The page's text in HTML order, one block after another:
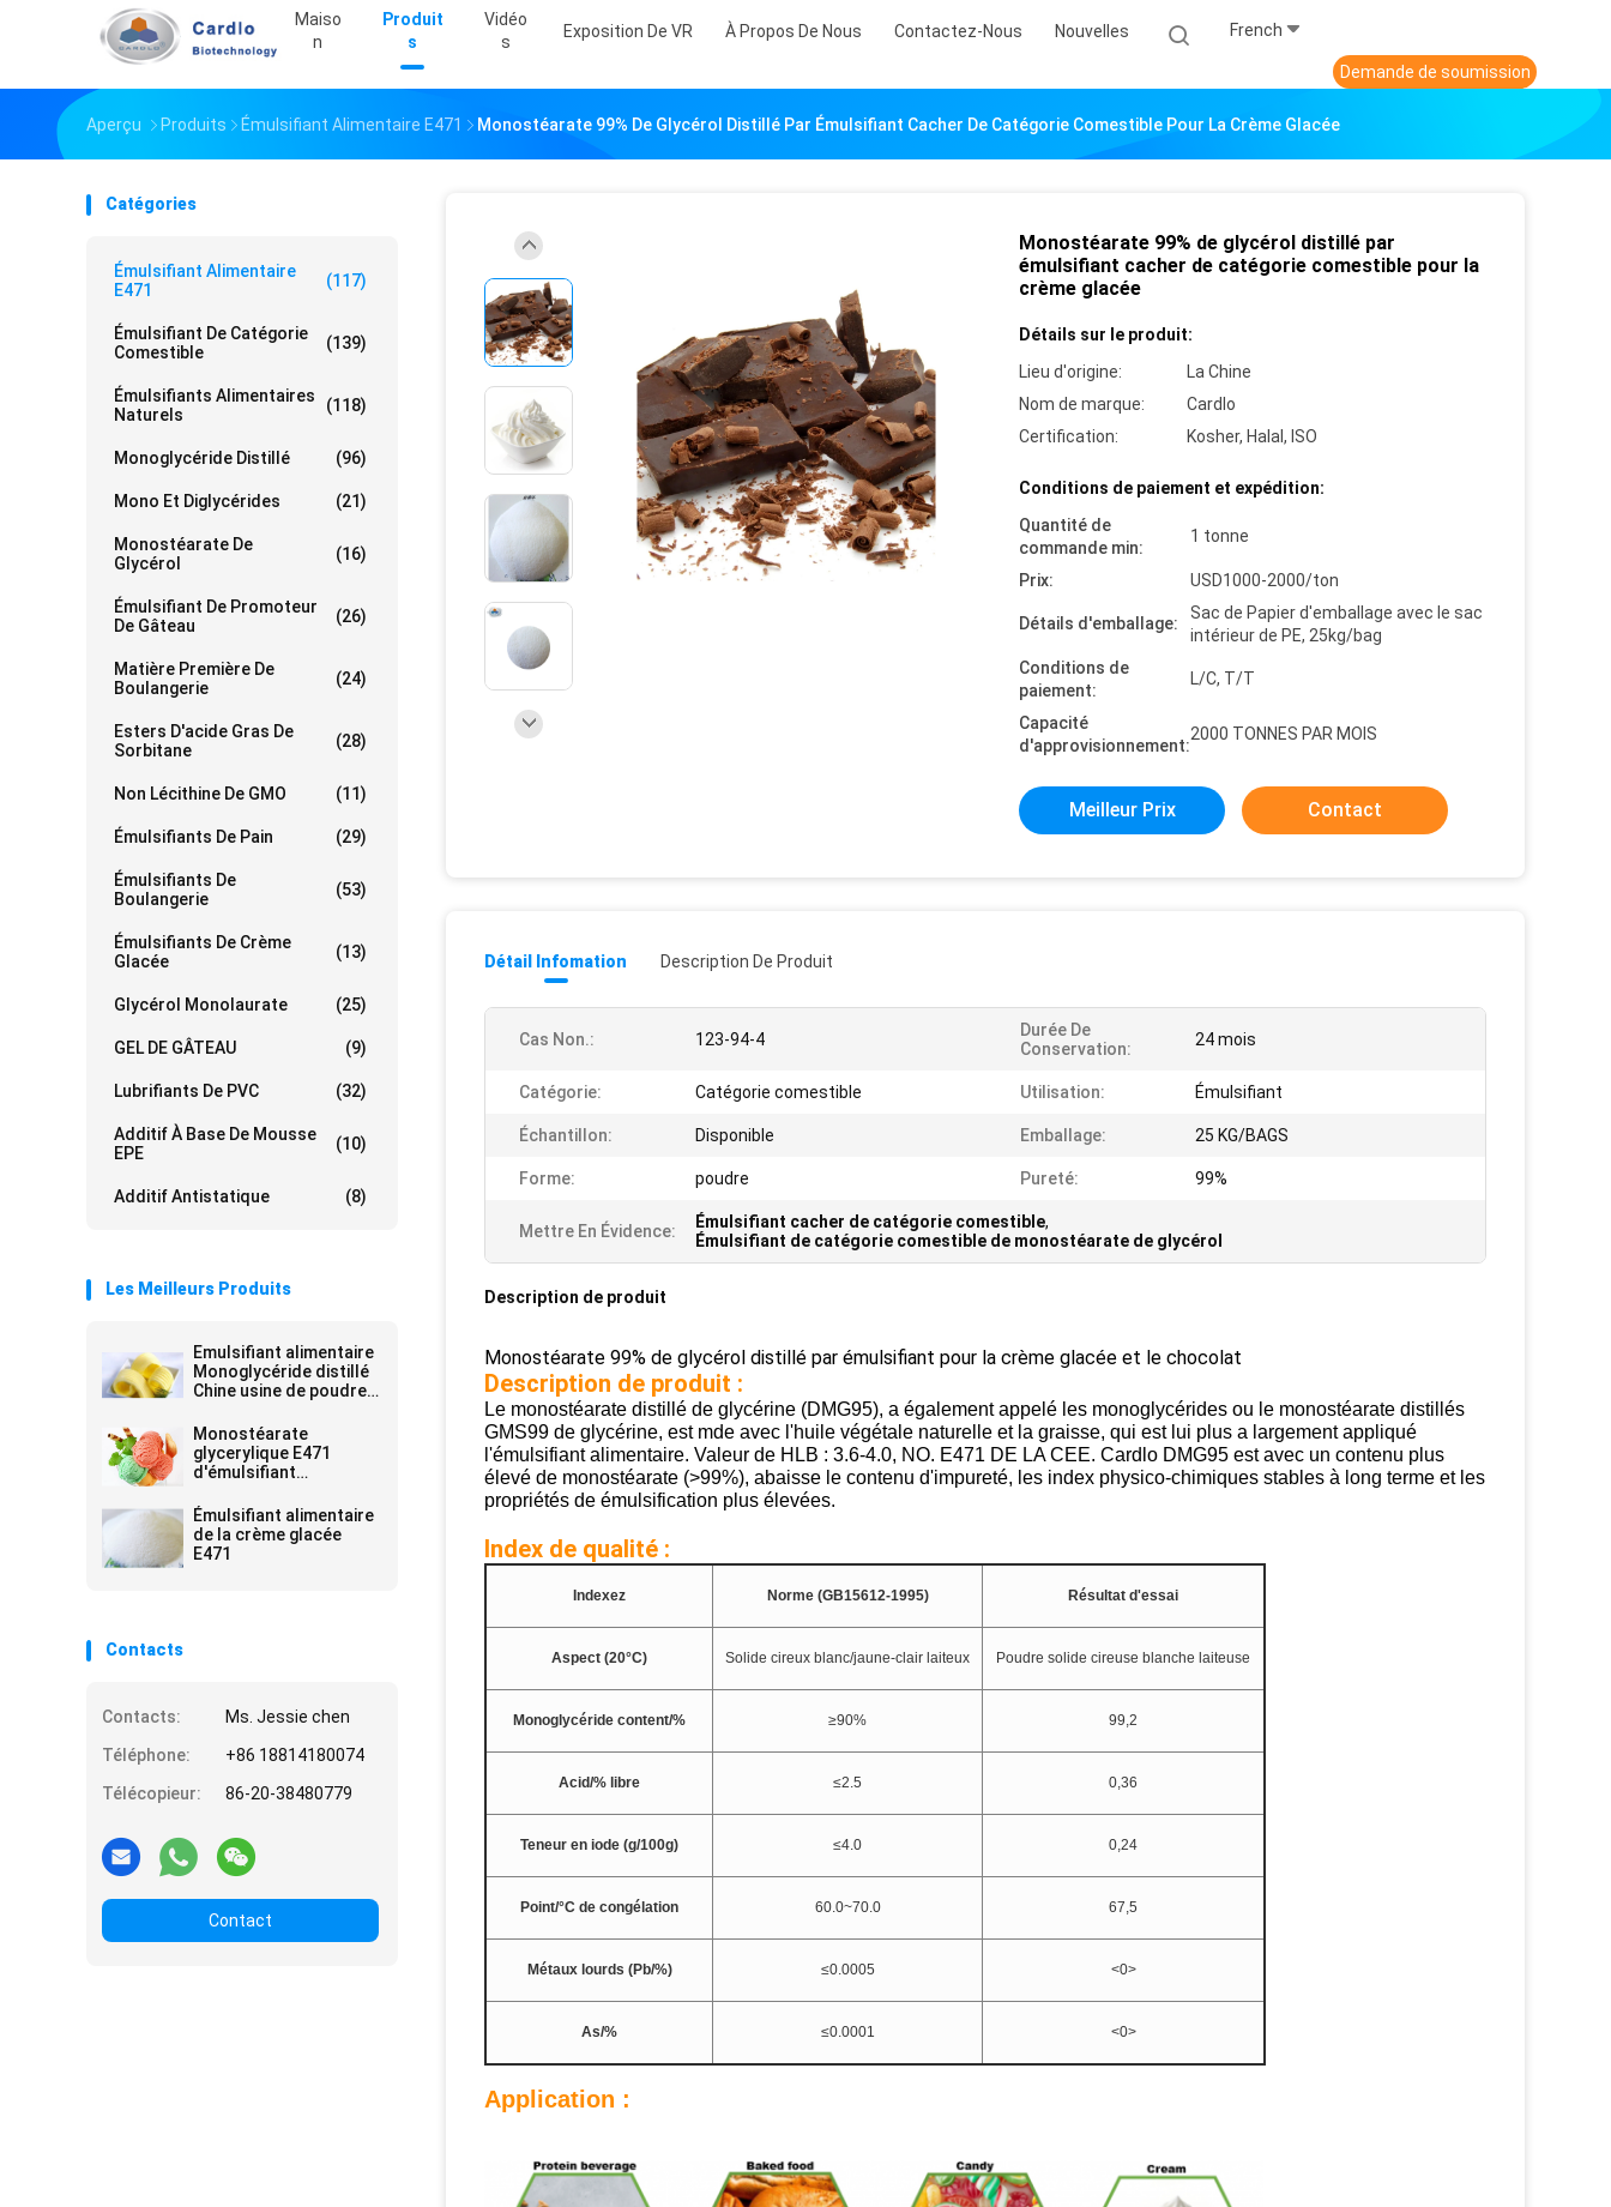
Maiso
N
Produit
S
Vidéo
S
Exposition De VR À Propos De Nous Contactez-Nous Nouvelles French
Demande de soumission
Aperçu Produits Émulsifiant Alimentaire E471 Monostéarate 99% De Glycérol Distillé Par Émulsifiant Cacher De Catégorie Comestible Pour La Crème Glacée
Catégories
Émulsifiant Alimentaire
E471
(117)
Émulsifiant De Catégorie
Comestible
(139)
Émulsifiants Alimentaires
Naturels
(118)
Monoglycéride Distillé (96)
Mono Et Diglycérides (21)
Monostéarate De
Glycérol
(16)
Émulsifiant De Promoteur
De Gâteau
(26)
Matière Première De
Boulangerie
(24)
Esters D'acide Gras De
Sorbitane
(28)
Non Lécithine De GMO (11)
Émulsifiants De Pain (29)
Émulsifiants De
Boulangerie
(53)
Émulsifiants De Crème
Glacée
(13)
Glycérol Monolaurate (25)
GEL DE GÂTEAU (9)
Lubrifiants De PVC (32)
Additif À Base De Mousse
EPE
(10)
Additif Antistatique (8)
Les Meilleurs Produits
Emulsifiant alimentaire
Monoglycéride distillé
Chine usine de poudre
margarine
Monostéarate
glycerylique E471
d'émulsifiant
stabilisateur GMS de
crème glacée
Émulsifiant alimentaire
de la crème glacée
E471
Contacts
Contacts:
Ms. Jessie chen
Téléphone:
+86 18814180074
Télécopieur:
86-20-38480779
Contact
Monostéarate 99% de glycérol distillé par
émulsifiant cacher de catégorie comestible pour la
crème glacée
Détails sur le produit:
Lieu d'origine:
La Chine
Nom de marque:
Cardlo
Certification:
Kosher, Halal, ISO
Conditions de paiement et expédition:
Quantité de
commande min:
1 tonne
Prix: USD1000-2000/ton
Détails d'emballage:
Sac de Papier d'emballage avec le sac
intérieur de PE, 25kg/bag
Conditions de
paiement:
L/C, T/T
Capacité
d'approvisionnement:
2000 TONNES PAR MOIS
Meilleur Prix Contact
Détail Infomation Description De Produit
Cas Non.: 123-94-4
Durée De
Conservation:
24 mois
Catégorie: Catégorie comestible Utilisation: Émulsifiant
Échantillon: Disponible Emballage: 25 KG/BAGS
Forme: poudre Pureté: 99%
Mettre En Évidence: Émulsifiant cacher de catégorie comestible,
Émulsifiant de catégorie comestible de monostéarate de glycérol
Description de produit
Monostéarate 99% de glycérol distillé par émulsifiant pour la crème glacée et le chocolat
Description de produit :
Le monostéarate distillé de glycérine (DMG95), a également appelé les monoglycérides ou le monostéarate distillés
GMS99 de glycérine, est mde avec l'huile végétale naturelle et la graisse, qui est lui plus a largement appliqué
l'émulsifiant alimentaire. Valeur de HLB : 3.6-4.0, NO. E471 DE LA CEE. Cardlo DMG95 est avec un contenu plus
élevé de monostéarate (>99%), abaisse le contenu d'impureté, les index physico-chimiques stables à long terme et les
propriétés de émulsification plus élevées.
Index de qualité :
Indexez Norme (GB15612-1995) Résultat d'essai
Aspect (20°C) Solide cireux blanc/jaune-clair laiteux Poudre solide cireuse blanche laiteuse
Monoglycéride content/% ≥90% 99,2
Acid/% libre ≤2.5 0,36
Teneur en iode (g/100g) ≤4.0 0,24
Point/°C de congélation 60.0~70.0 67,5
Métaux lourds (Pb/%) ≤0.0005 <0>
As/% ≤0.0001 <0>
Application :